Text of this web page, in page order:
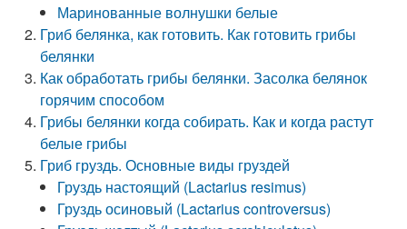
Маринованные волнушки белые
Гриб белянка, как готовить. Как готовить грибы
белянки
Как обработать грибы белянки. Засолка белянок
горячим способом
Грибы белянки когда собирать. Как и когда растут
белые грибы
Гриб груздь. Основные виды груздей
Груздь настоящий (Lactarius resimus)
Груздь осиновый (Lactarius controversus)